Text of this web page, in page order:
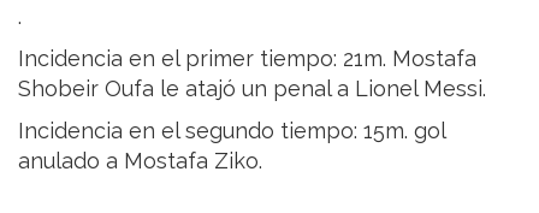
.
Incidencia en el primer tiempo: 21m. Mostafa
Shobeir Oufa le atajó un penal a Lionel Messi.
Incidencia en el segundo tiempo: 15m. gol
anulado a Mostafa Ziko.